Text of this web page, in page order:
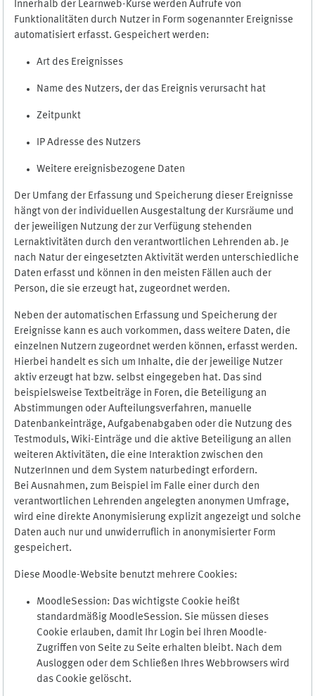
Innerhalb der Learnweb-Kurse werden Aufrufe von
Funktionalitäten durch Nutzer in Form sogenannter Ereignisse
automatisiert erfasst. Gespeichert werden:
Art des Ereignisses
Name des Nutzers, der das Ereignis verursacht hat
Zeitpunkt
IP Adresse des Nutzers
Weitere ereignisbezogene Daten
Der Umfang der Erfassung und Speicherung dieser Ereignisse
hängt von der individuellen Ausgestaltung der Kursräume und
der jeweiligen Nutzung der zur Verfügung stehenden
Lernaktivitäten durch den verantwortlichen Lehrenden ab. Je
nach Natur der eingesetzten Aktivität werden unterschiedliche
Daten erfasst und können in den meisten Fällen auch der
Person, die sie erzeugt hat, zugeordnet werden.
Neben der automatischen Erfassung und Speicherung der
Ereignisse kann es auch vorkommen, dass weitere Daten, die
einzelnen Nutzern zugeordnet werden können, erfasst werden.
Hierbei handelt es sich um Inhalte, die der jeweilige Nutzer
aktiv erzeugt hat bzw. selbst eingegeben hat. Das sind
beispielsweise Textbeiträge in Foren, die Beteiligung an
Abstimmungen oder Aufteilungsverfahren, manuelle
Datenbankeinträge, Aufgabenabgaben oder die Nutzung des
Testmoduls, Wiki-Einträge und die aktive Beteiligung an allen
weiteren Aktivitäten, die eine Interaktion zwischen den
NutzerInnen und dem System naturbedingt erfordern.
Bei Ausnahmen, zum Beispiel im Falle einer durch den
verantwortlichen Lehrenden angelegten anonymen Umfrage,
wird eine direkte Anonymisierung explizit angezeigt und solche
Daten auch nur und unwiderruflich in anonymisierter Form
gespeichert.
Diese Moodle-Website benutzt mehrere Cookies:
MoodleSession: Das wichtigste Cookie heißt
standardmäßig MoodleSession. Sie müssen dieses
Cookie erlauben, damit Ihr Login bei Ihren Moodle-
Zugriffen von Seite zu Seite erhalten bleibt. Nach dem
Ausloggen oder dem Schließen Ihres Webbrowsers wird
das Cookie gelöscht.